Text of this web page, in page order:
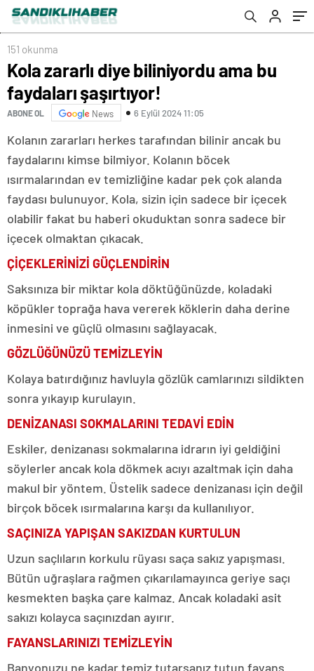
151 okunma
Kola zararlı diye biliniyordu ama bu
faydaları şaşırtıyor!
ABONE OL News 6 Eylül 2024 11:05
Kolanın zararları herkes tarafından bilinir ancak bu
faydalarını kimse bilmiyor. Kolanın böcek
ısırmalarından ev temizliğine kadar pek çok alanda
faydası bulunuyor. Kola, sizin için sadece bir içecek
olabilir fakat bu haberi okuduktan sonra sadece bir
içecek olmaktan çıkacak.
ÇİÇEKLERİNİZİ GÜÇLENDİRİN
Saksınıza bir miktar kola döktüğünüzde, koladaki
köpükler toprağa hava vererek köklerin daha derine
inmesini ve güçlü olmasını sağlayacak.
GÖZLÜĞÜNÜZÜ TEMİZLEYİN
Kolaya batırdığınız havluyla gözlük camlarınızı sildikten
sonra yıkayıp kurulayın.
DENİZANASI SOKMALARINI TEDAVİ EDİN
Eskiler, denizanası sokmalarına idrarın iyi geldiğini
söylerler ancak kola dökmek acıyı azaltmak için daha
makul bir yöntem. Üstelik sadece denizanası için değil
birçok böcek ısırmalarına karşı da kullanılıyor.
SAÇINIZA YAPIŞAN SAKIZDAN KURTULUN
Uzun saçlıların korkulu rüyası saça sakız yapışması.
Bütün uğraşlara rağmen çıkarılamayınca geriye saçı
kesmekten başka çare kalmaz. Ancak koladaki asit
sakızı kolayca saçınızdan ayırır.
FAYANSLARINIZI TEMİZLEYİN
Banyonuzu ne kadar temiz tutarsanız tutun fayans